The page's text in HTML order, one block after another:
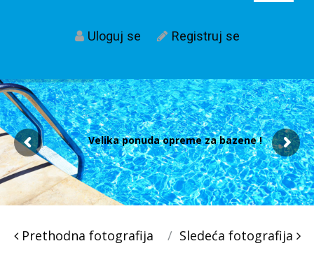
Uloguj se Registruj se
Velika ponuda opreme za bazene !
Post
Prethodna fotografija Sledeća fotografija